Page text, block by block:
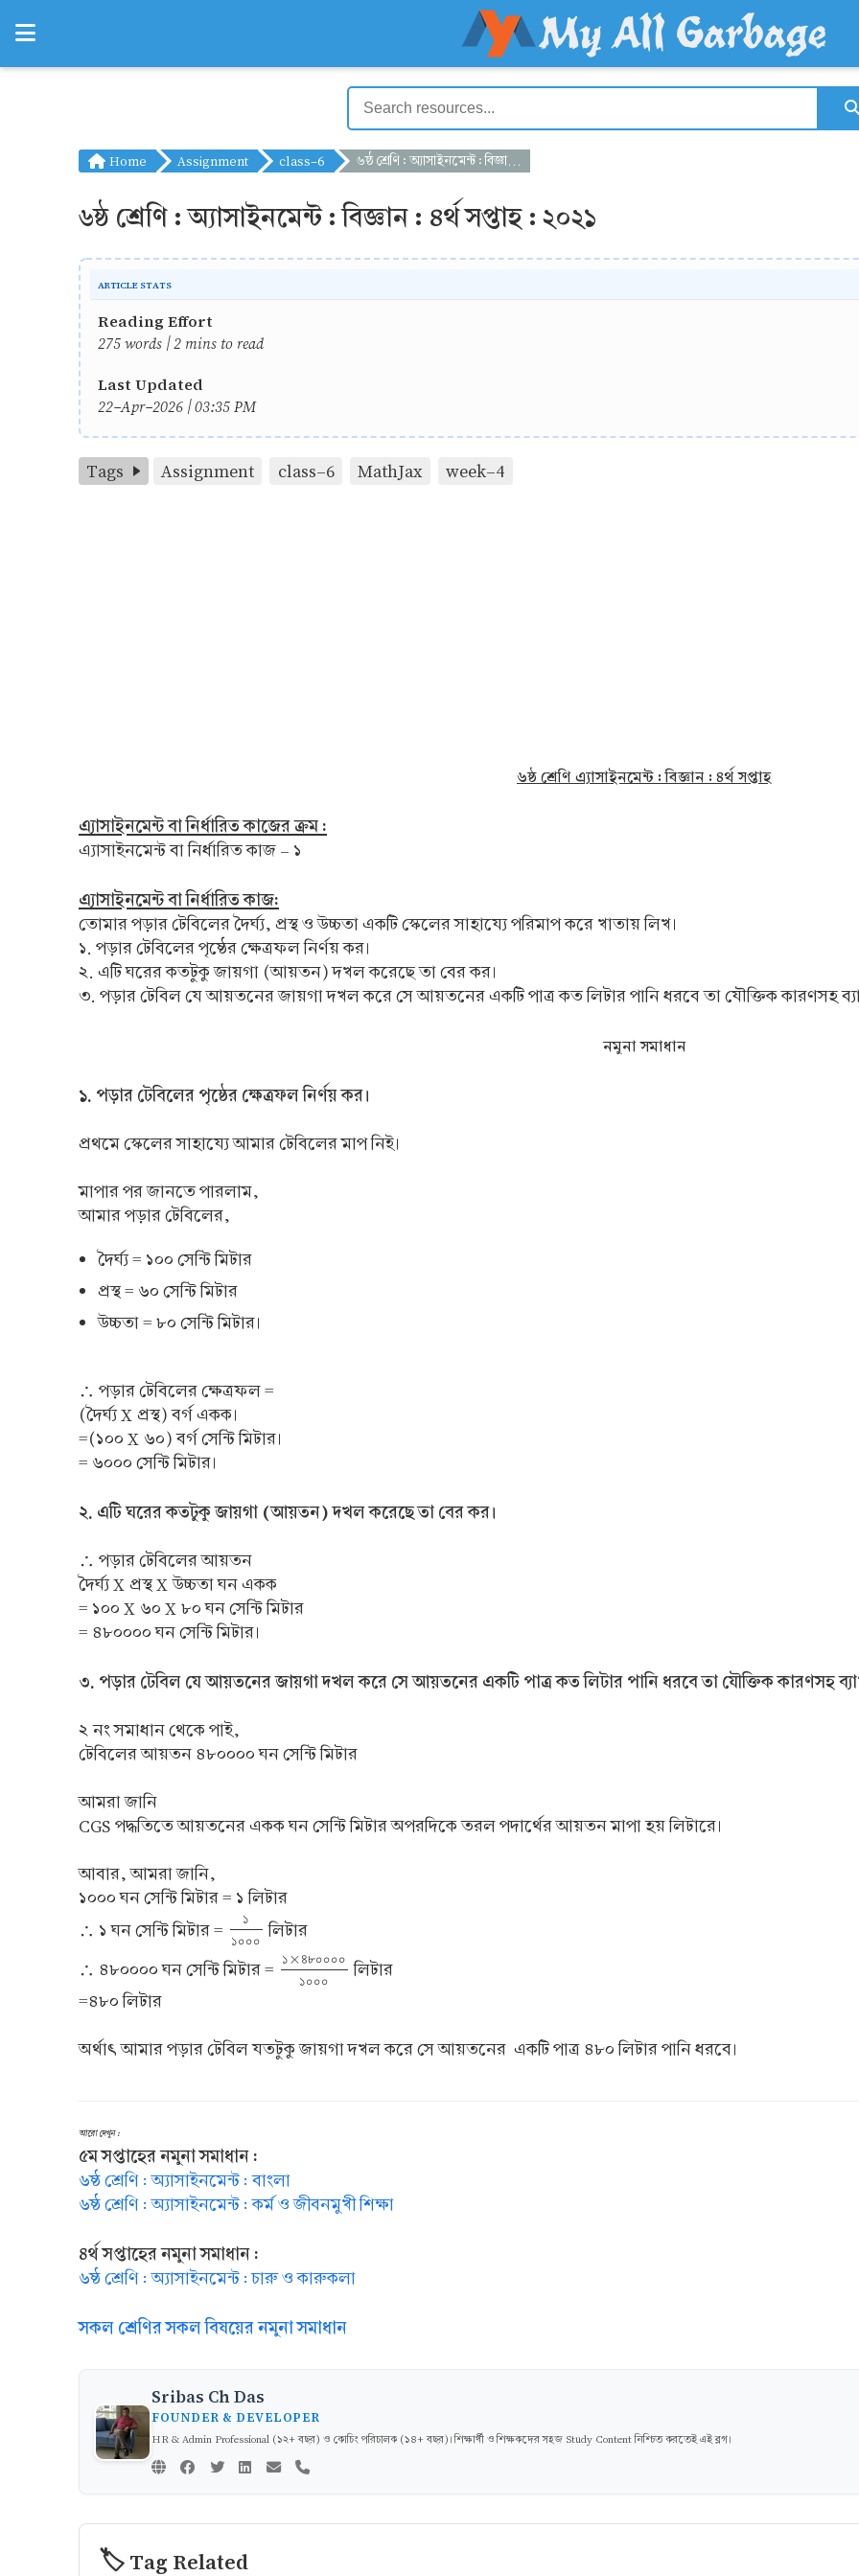
Home Assignment class-6 ৬ষ্ঠ শ্রেণি : অ্যাসাইনমেন্ট : বিজ্ঞান : ৪র্থ সপ্তাহ : ২০২১
৬ষ্ঠ শ্রেণি : অ্যাসাইনমেন্ট : বিজ্ঞান : ৪র্থ সপ্তাহ : ২০২১
ARTICLE STATS
Reading Effort
275 words | 2 mins to read
Last Updated
22-Apr-2026 | 03:35 PM
Tags Assignment class-6 MathJax week-4
৬ষ্ঠ শ্রেণি এ্যাসাইনমেন্ট : বিজ্ঞান : ৪র্থ সপ্তাহ
এ্যাসাইনমেন্ট বা নির্ধারিত কাজের ক্রম :
এ্যাসাইনমেন্ট বা নির্ধারিত কাজ – ১
এ্যাসাইনমেন্ট বা নির্ধারিত কাজ:
তোমার পড়ার টেবিলের দৈর্ঘ্য, প্রস্থ ও উচ্চতা একটি স্কেলের সাহায্যে পরিমাপ করে খাতায় লিখ।
১. পড়ার টেবিলের পৃষ্ঠের ক্ষেত্রফল নির্ণয় কর।
২. এটি ঘরের কতটুকু জায়গা (আয়তন) দখল করেছে তা বের কর।
৩. পড়ার টেবিল যে আয়তনের জায়গা দখল করে সে আয়তনের একটি পাত্র কত লিটার পানি ধরবে তা যৌক্তিক কারণসহ
নমুনা সমাধান
১. পড়ার টেবিলের পৃষ্ঠের ক্ষেত্রফল নির্ণয় কর।
প্রথমে স্কেলের সাহায্যে আমার টেবিলের মাপ নিই।
মাপার পর জানতে পারলাম,
আমার পড়ার টেবিলের,
দৈর্ঘ্য = ১০০ সেন্টি মিটার
প্রস্থ = ৬০ সেন্টি মিটার
উচ্চতা = ৮০ সেন্টি মিটার।
∴ পড়ার টেবিলের ক্ষেত্রফল =
(দৈর্ঘ্য X প্রস্থ) বর্গ একক।
=(১০০ X ৬০) বর্গ সেন্টি মিটার।
= ৬০০০ সেন্টি মিটার।
২. এটি ঘরের কতটুকু জায়গা (আয়তন) দখল করেছে তা বের কর।
∴ পড়ার টেবিলের আয়তন
দৈর্ঘ্য X প্রস্থ X উচ্চতা ঘন একক
= ১০০ X ৬০ X ৮০ ঘন সেন্টি মিটার
= ৪৮০০০০ ঘন সেন্টি মিটার।
৩. পড়ার টেবিল যে আয়তনের জায়গা দখল করে সে আয়তনের একটি পাত্র কত লিটার পানি ধরবে তা যৌক্তিক কারণসহ
২ নং সমাধান থেকে পাই,
টেবিলের আয়তন ৪৮০০০০ ঘন সেন্টি মিটার
আমরা জানি
CGS পদ্ধতিতে আয়তনের একক ঘন সেন্টি মিটার অপরদিকে তরল পদার্থের আয়তন মাপা হয় লিটারে।
আবার, আমরা জানি,
১০০০ ঘন সেন্টি মিটার = ১ লিটার
∴ ১ ঘন সেন্টি মিটার =
১
১০০০
১১০০ ০
লিটার
∴ ৪৮০০০০ ঘন সেন্টি মিটার =
১×৪৮০০০০
১০০০
১×৪৮০০০০১০০০
লিটার
=৪৮০ লিটার
অর্থাৎ আমার পড়ার টেবিল যতটুকু জায়গা দখল করে সে আয়তনের একটি পাত্র ৪৮০ লিটার পানি ধরবে।
আরো দেখুন :
৫ম সপ্তাহের নমুনা সমাধান :
৬ষ্ঠ শ্রেণি : অ্যাসাইনমেন্ট : বাংলা
৬ষ্ঠ শ্রেণি : অ্যাসাইনমেন্ট : কর্ম ও জীবনমুখী শিক্ষা
৪র্থ সপ্তাহের নমুনা সমাধান :
৬ষ্ঠ শ্রেণি : অ্যাসাইনমেন্ট : চারু ও কারুকলা
সকল শ্রেণির সকল বিষয়ের নমুনা সমাধান
Sribas Ch Das
FOUNDER & DEVELOPER
HR & Admin Professional (১২+ বছর) ও কোচিং পরিচালক (১৪+ বছর)। শিক্ষার্থী ও শিক্ষকদের সহজ Study Content নিশ্চিত করতেই এই ব্লগ।
🏷️ Tag Related